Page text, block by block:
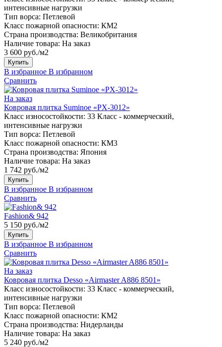
интенсивные нагрузки
Тип ворса: Петлевой
Класс пожарной опасности: КМ2
Страна производства: Великобритания
Наличие товара: На заказ
3 600 руб./м2
Купить
В избранное В избранном
Сравнить
На заказ
Ковровая плитка Suminoe «PX-3012»
Класс износостойкости: 33 Класс - коммерческий,
интенсивные нагрузки
Тип ворса: Петлевой
Класс пожарной опасности: КМ3
Страна производства: Япония
Наличие товара: На заказ
1 742 руб./м2
Купить
В избранное В избранном
Сравнить
Fashion& 942
5 150 руб./м2
Купить
В избранное В избранном
Сравнить
На заказ
Ковровая плитка Desso «Airmaster A886 8501»
Класс износостойкости: 33 Класс - коммерческий,
интенсивные нагрузки
Тип ворса: Петлевой
Класс пожарной опасности: КМ2
Страна производства: Нидерланды
Наличие товара: На заказ
5 240 руб./м2